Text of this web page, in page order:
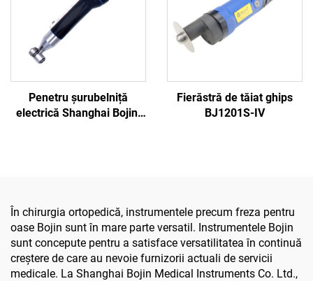
Penetru șurubelniță
electrică Shanghai Bojin,
Fierăstră de tăiat ghips
BJ1201S-IV
În chirurgia ortopedică, instrumentele precum freza pentru
oase Bojin sunt în mare parte versatil. Instrumentele Bojin
sunt concepute pentru a satisface versatilitatea în continuă
creștere de care au nevoie furnizorii actuali de servicii
medicale. La Shanghai Bojin Medical Instruments Co. Ltd.,